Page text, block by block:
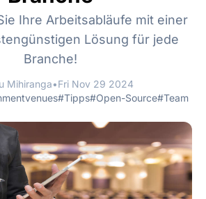
Ihre Arbeitsabläufe mit einer
Lösung für jede
Branche!
Mihiranga•Fri Nov 29 2024
#Tipps#Open-Source#Team